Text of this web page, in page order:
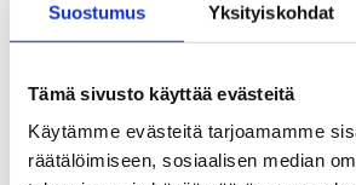
Suostumus Yksityiskohdat
Tämä sivusto käyttää evästeitä
Käytämme evästeitä tarjoamamme
räätälöimiseen, sosiaalisen median
Poikkeuksia palveluissamme
Jäätkö työttömäksi
koulunkäynninohjaajan
kesäloman vuoksi?